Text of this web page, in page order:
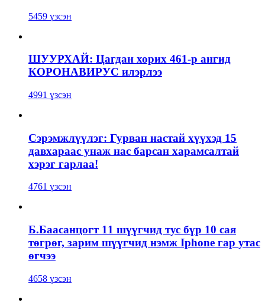
5459 үзсэн
ШУУРХАЙ: Цагдан хорих 461-р ангид
КОРОНАВИРУС илэрлээ
4991 үзсэн
Сэрэмжлүүлэг: Гурван настай хүүхэд 15
давхараас унаж нас барсан харамсалтай
хэрэг гарлаа!
4761 үзсэн
Б.Баасанцогт 11 шүүгчид тус бүр 10 сая
төгрөг, зарим шүүгчид нэмж Iphone гар утас
өгчээ
4658 үзсэн